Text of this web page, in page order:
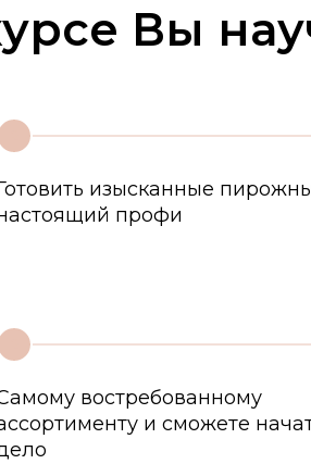
Вы
изысканные
профи
востребованному
и сможете